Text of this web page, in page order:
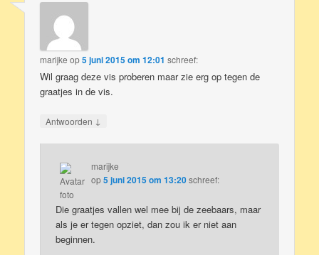
marijke op5 juni 2015 om 12:01 schreef:
Wil graag deze vis proberen maar zie erg op tegen de
graatjes in de vis.
Antwoorden ↓
marijke
op5 juni 2015 om 13:20schreef:
Die graatjes vallen wel mee bij de zeebaars, maar
als je er tegen opziet, dan zou ik er niet aan
beginnen.